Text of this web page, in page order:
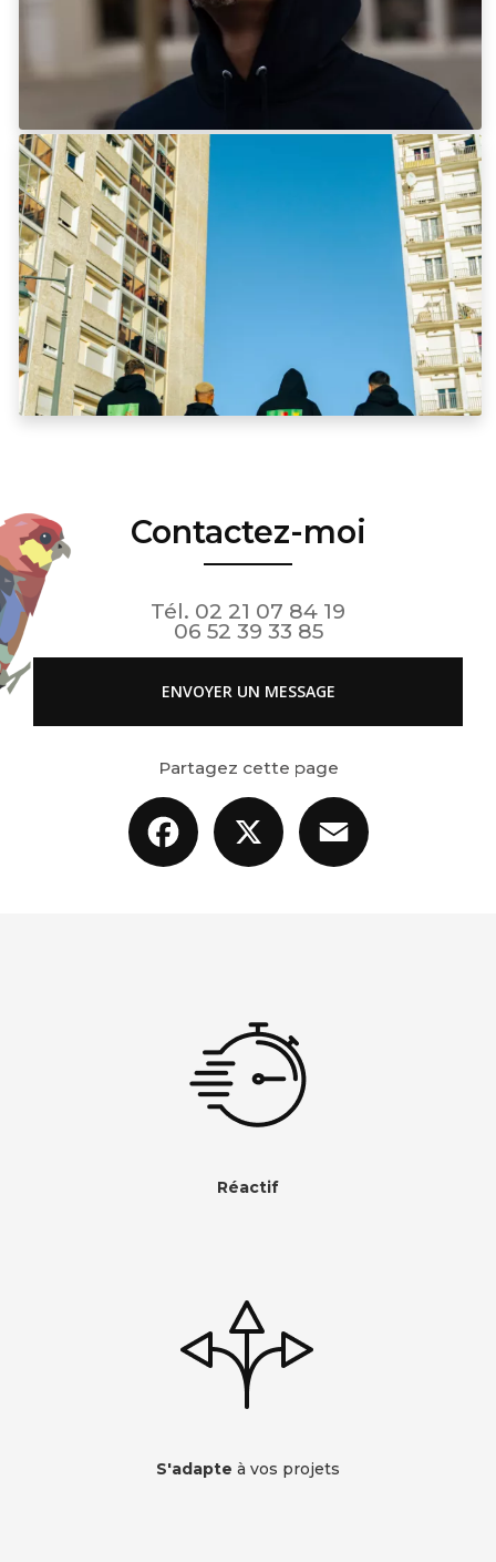
Contactez-moi
Tél. 02 21 07 84 19
06 52 39 33 85
ENVOYER UN MESSAGE
Partagez cette page
Facebook
Réactif
S'adapte à vos projets